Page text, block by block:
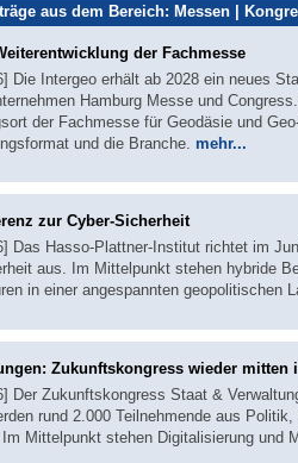
aus dem Bereich: Messen |
der Fachmesse
Die Intergeo erhält ab 2028 ein neues
Hamburg Messe und
der Fachmesse für Geodäsie und
und die Branche. mehr...
zur Cyber-Sicherheit
Das Hasso-Plattner-Institut richtet im
aus. Im Mittelpunkt stehen hybride
in einer angespannten geopolitischen
Zukunftskongress wieder mitten
Der Zukunftskongress Staat &
rund 2.000 Teilnehmende aus
Mittelpunkt stehen Digitalisierung und